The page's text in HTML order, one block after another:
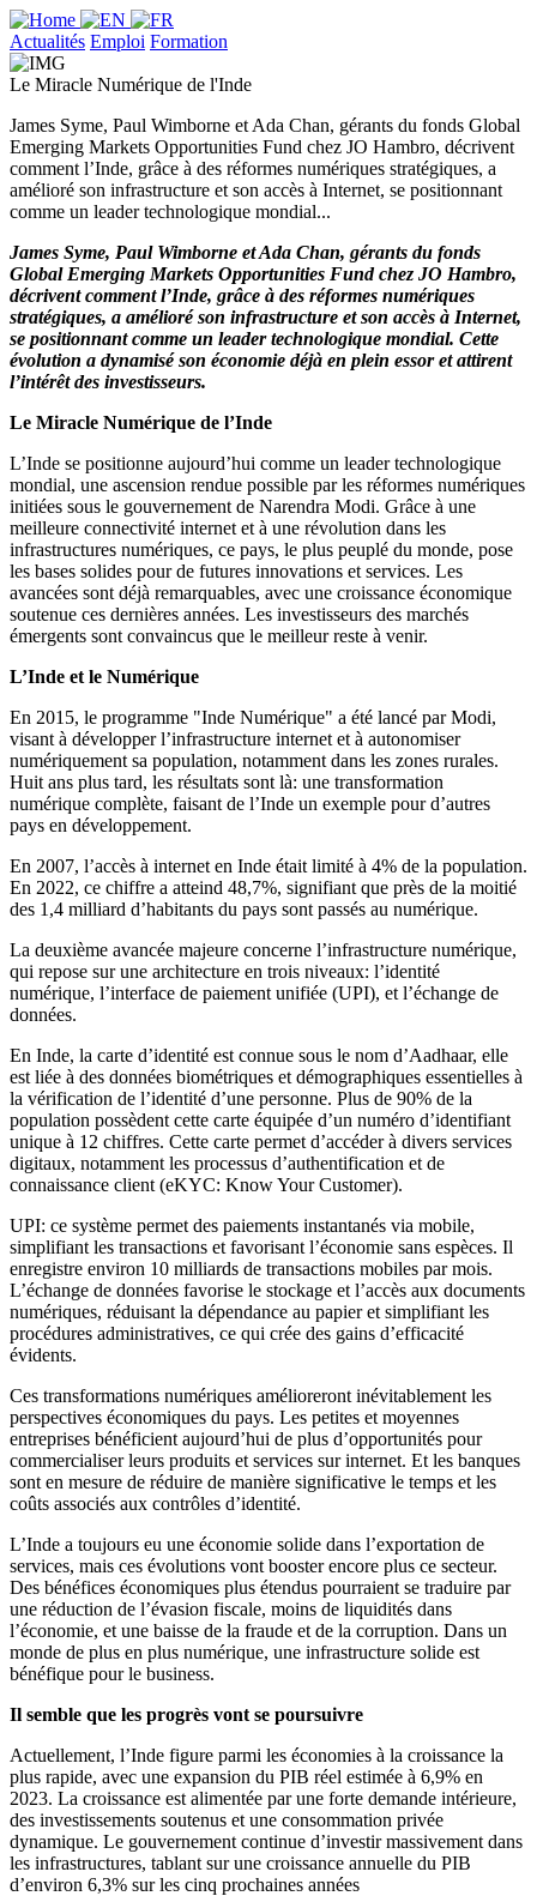
Actualités Emploi Formation
Le Miracle Numérique de l'Inde
James Syme, Paul Wimborne et Ada Chan, gérants du fonds Global
Emerging Markets Opportunities Fund chez JO Hambro, décrivent
comment l’Inde, grâce à des réformes numériques stratégiques, a
amélioré son infrastructure et son accès à Internet, se positionnant
comme un leader technologique mondial...
James Syme, Paul Wimborne et Ada Chan, gérants du fonds
Global Emerging Markets Opportunities Fund chez JO Hambro,
décrivent comment l’Inde, grâce à des réformes numériques
stratégiques, a amélioré son infrastructure et son accès à Internet,
se positionnant comme un leader technologique mondial. Cette
évolution a dynamisé son économie déjà en plein essor et attirent
l’intérêt des investisseurs.
Le Miracle Numérique de l’Inde
L’Inde se positionne aujourd’hui comme un leader technologique
mondial, une ascension rendue possible par les réformes numériques
initiées sous le gouvernement de Narendra Modi. Grâce à une
meilleure connectivité internet et à une révolution dans les
infrastructures numériques, ce pays, le plus peuplé du monde, pose
les bases solides pour de futures innovations et services. Les
avancées sont déjà remarquables, avec une croissance économique
soutenue ces dernières années. Les investisseurs des marchés
émergents sont convaincus que le meilleur reste à venir.
L’Inde et le Numérique
En 2015, le programme "Inde Numérique" a été lancé par Modi,
visant à développer l’infrastructure internet et à autonomiser
numériquement sa population, notamment dans les zones rurales.
Huit ans plus tard, les résultats sont là: une transformation
numérique complète, faisant de l’Inde un exemple pour d’autres
pays en développement.
En 2007, l’accès à internet en Inde était limité à 4% de la population.
En 2022, ce chiffre a atteind 48,7%, signifiant que près de la moitié
des 1,4 milliard d’habitants du pays sont passés au numérique.
La deuxième avancée majeure concerne l’infrastructure numérique,
qui repose sur une architecture en trois niveaux: l’identité
numérique, l’interface de paiement unifiée (UPI), et l’échange de
données.
En Inde, la carte d’identité est connue sous le nom d’Aadhaar, elle
est liée à des données biométriques et démographiques essentielles à
la vérification de l’identité d’une personne. Plus de 90% de la
population possèdent cette carte équipée d’un numéro d’identifiant
unique à 12 chiffres. Cette carte permet d’accéder à divers services
digitaux, notamment les processus d’authentification et de
connaissance client (eKYC: Know Your Customer).
UPI: ce système permet des paiements instantanés via mobile,
simplifiant les transactions et favorisant l’économie sans espèces. Il
enregistre environ 10 milliards de transactions mobiles par mois.
L’échange de données favorise le stockage et l’accès aux documents
numériques, réduisant la dépendance au papier et simplifiant les
procédures administratives, ce qui crée des gains d’efficacité
évidents.
Ces transformations numériques amélioreront inévitablement les
perspectives économiques du pays. Les petites et moyennes
entreprises bénéficient aujourd’hui de plus d’opportunités pour
commercialiser leurs produits et services sur internet. Et les banques
sont en mesure de réduire de manière significative le temps et les
coûts associés aux contrôles d’identité.
L’Inde a toujours eu une économie solide dans l’exportation de
services, mais ces évolutions vont booster encore plus ce secteur.
Des bénéfices économiques plus étendus pourraient se traduire par
une réduction de l’évasion fiscale, moins de liquidités dans
l’économie, et une baisse de la fraude et de la corruption. Dans un
monde de plus en plus numérique, une infrastructure solide est
bénéfique pour le business.
Il semble que les progrès vont se poursuivre
Actuellement, l’Inde figure parmi les économies à la croissance la
plus rapide, avec une expansion du PIB réel estimée à 6,9% en
2023. La croissance est alimentée par une forte demande intérieure,
des investissements soutenus et une consommation privée
dynamique. Le gouvernement continue d’investir massivement dans
les infrastructures, tablant sur une croissance annuelle du PIB
d’environ 6,3% sur les cinq prochaines années